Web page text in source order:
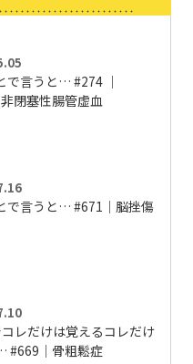
で言うと… #274 ｜
閉塞性腸管虚血
で言うと… #671｜脳挫傷
レだけは覚えるコレだけ
#669｜骨粗鬆症